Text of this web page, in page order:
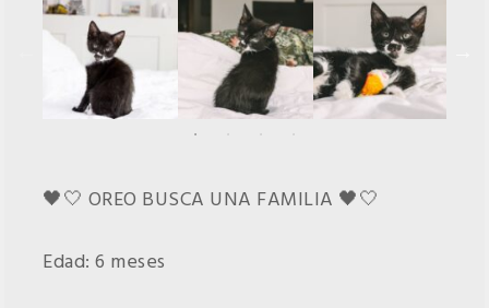
🖤🤍 OREO BUSCA UNA FAMILIA 🖤🤍
Edad: 6 meses